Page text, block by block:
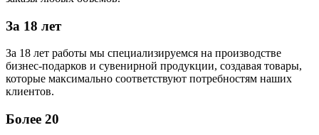
За 18 лет
За 18 лет работы мы специализируемся на производстве
бизнес-подарков и сувенирной продукции, создавая товары,
которые максимально соответствуют потребностям наших
клиентов.
Более 20